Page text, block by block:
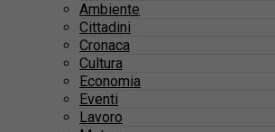
Ambiente
Cittadini
Cronaca
Cultura
Economia
Eventi
Lavoro